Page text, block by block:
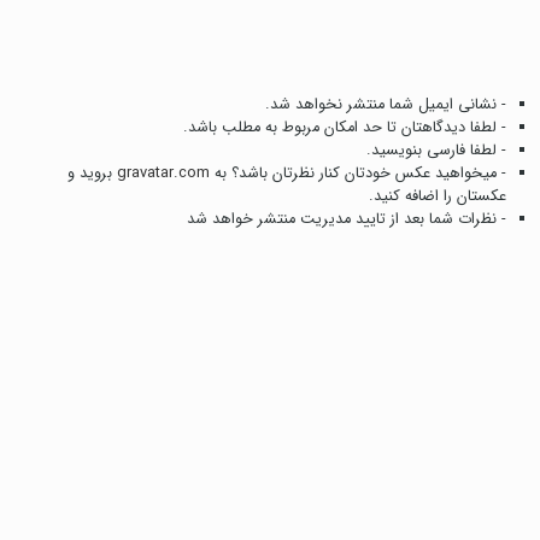
- نشانی ایمیل شما منتشر نخواهد شد.
- لطفا دیدگاهتان تا حد امکان مربوط به مطلب باشد.
- لطفا فارسی بنویسید.
- میخواهید عکس خودتان کنار نظرتان باشد؟ به gravatar.com بروید و
عکستان را اضافه کنید.
- نظرات شما بعد از تایید مدیریت منتشر خواهد شد